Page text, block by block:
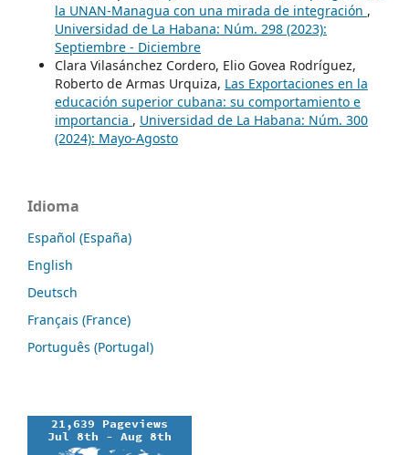
la UNAN-Managua con una mirada de integración ,
Universidad de La Habana: Núm. 298 (2023):
Septiembre - Diciembre
Clara Vilasánchez Cordero, Elio Govea Rodríguez,
Roberto de Armas Urquiza, Las Exportaciones en la
educación superior cubana: su comportamiento e
importancia , Universidad de La Habana: Núm. 300
(2024): Mayo-Agosto
Idioma
Español (España)
English
Deutsch
Français (France)
Português (Portugal)